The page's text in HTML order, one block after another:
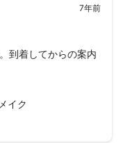
7年前
到着してからの案内
イク